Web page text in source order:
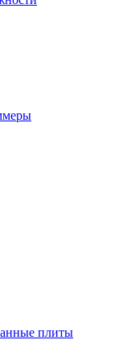
катышков
и обуви
вентиляторы
плиты